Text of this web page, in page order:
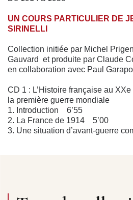
UN COURS PARTICULIER DE
SIRINELLI
Collection initiée par Michel
Gauvard et produite par Claude
en collaboration avec Paul
CD 1 : L’Histoire française au XXe
la première guerre mondiale
1. Introduction 6’55
2. La France de 1914 5’00
3. Une situation d’avant-guerre
2’29